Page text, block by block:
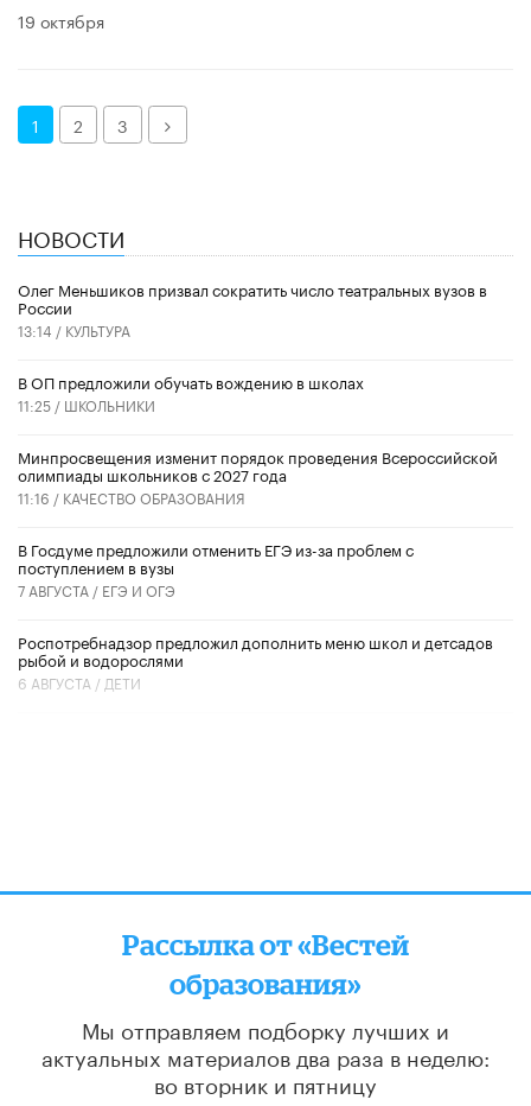
19 октября
1 2 3 Далее
НОВОСТИ
Олег Меньшиков призвал сократить число театральных вузов в
России
13:14 / КУЛЬТУРА
В ОП предложили обучать вождению в школах
11:25 / ШКОЛЬНИКИ
Минпросвещения изменит порядок проведения Всероссийской
олимпиады школьников с 2027 года
11:16 / КАЧЕСТВО ОБРАЗОВАНИЯ
В Госдуме предложили отменить ЕГЭ из-за проблем с
поступлением в вузы
7 АВГУСТА / ЕГЭ И ОГЭ
Роспотребнадзор предложил дополнить меню школ и детсадов
рыбой и водорослями
6 АВГУСТА / ДЕТИ
Рассылка от «Вестей
образования»
Мы отправляем подборку лучших и
актуальных материалов два раза в неделю:
во вторник и пятницу